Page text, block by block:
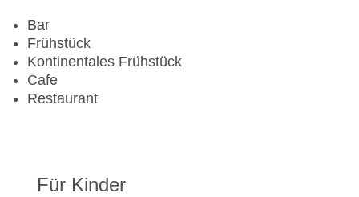
Bar
Frühstück
Kontinentales Frühstück
Cafe
Restaurant
Für Kinder